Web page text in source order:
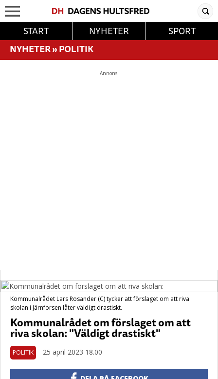
START NYHETER
SPORT
NYHETER»POLITIK
Annons:
Kommunalrådet Lars Rosander (C) tycker att förslaget om att riva
skolan i Järnforsen låter väldigt drastiskt.
Kommunalrådet om förslaget om att
riva skolan: "Väldigt drastiskt"
POLITIK 25 april 2023 18.00